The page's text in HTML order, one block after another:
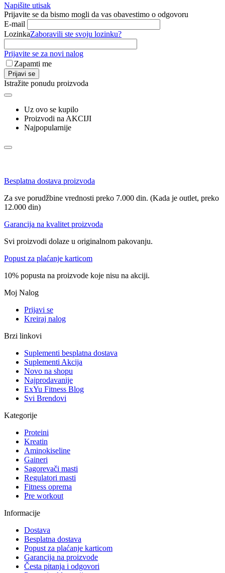
Napišite utisak
Prijavite se da bismo mogli da vas obavestimo o odgovoru
E-mail
LozinkaZaboravili ste svoju lozinku?
Prijavite se za novi nalog
Zapamti me
Prijavi se
Istražite ponudu proizvoda
Uz ovo se kupilo
Proizvodi na AKCIJI
Najpopularnije
Besplatna dostava proizvoda
Za sve porudžbine vrednosti preko 7.000 din. (Kada je outlet, preko
12.000 din)
Garancija na kvalitet proizvoda
Svi proizvodi dolaze u originalnom pakovanju.
Popust za plaćanje karticom
10% popusta na proizvode koje nisu na akciji.
Moj Nalog
Prijavi se
Kreiraj nalog
Brzi linkovi
Suplementi besplatna dostava
Suplementi Akcija
Novo na shopu
Najprodavanije
ExYu Fitness Blog
Svi Brendovi
Kategorije
Proteini
Kreatin
Aminokiseline
Gaineri
Sagorevači masti
Regulatori masti
Fitness oprema
Pre workout
Informacije
Dostava
Besplatna dostava
Popust za plaćanje karticom
Garancija na proizvode
Česta pitanja i odgovori